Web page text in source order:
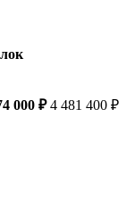
000 ₽ 4 481 400 ₽